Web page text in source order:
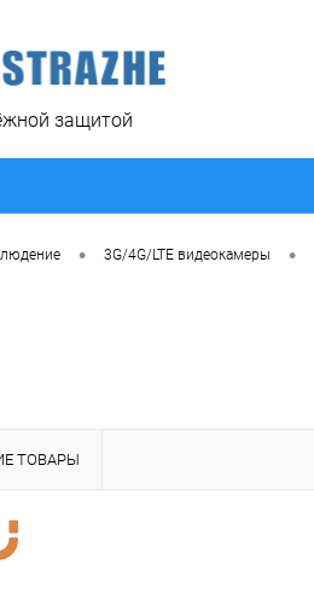
защитой
• 3G/4G/LTE видеокамеры •
ТОВАРЫ